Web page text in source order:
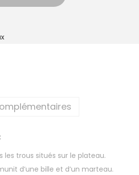
les trous situés sur le plateau.
d’une bille et d’un marteau.